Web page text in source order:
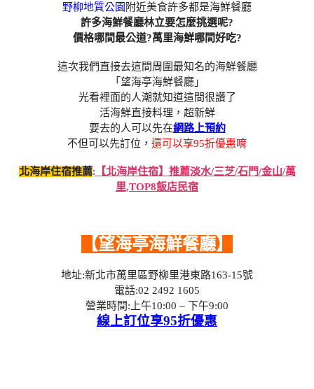
野柳地質公園 附近美食許多都是海鮮餐廳
許多海鮮餐廳林立要怎麼挑選呢?
價格哪間最公道?萬里海鮮哪間好吃?
這次我們直接去這間周圍最知名的海鮮餐廳
「望海亭海鮮餐廳」
光看裡面的人潮就知道這間很讚了
活海鮮直接料理，超新鮮
要去的人可以先在網路上預約
不但可以先訂位， 還可以享95折優惠唷
北海岸住宿推薦: 【北海岸住宿】推薦淡水/三芝/石門/金山/萬
里,TOP8飯店民宿
【望海亭海鮮餐廳】
地址:新北市萬里區野柳里港東路163-15號
電話:02 2492 1605
營業時間:上午10:00 – 下午9:00
線上訂位享95折優惠